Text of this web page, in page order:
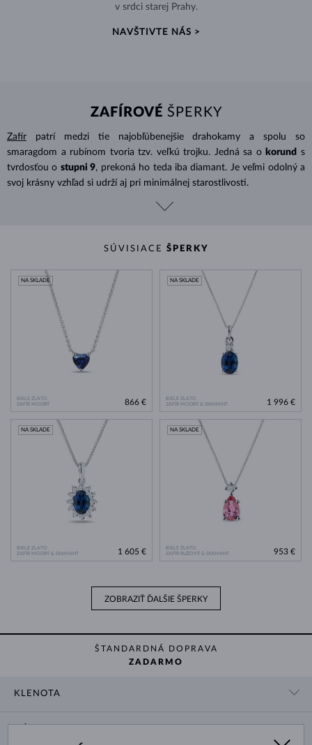
v srdci starej Prahy.
NAVŠTIVTE NÁS >
ZAFÍROVÉ ŠPERKY
Zafír
patrí medzi tie najobľúbenejšie drahokamy a spolu so
smaragdom a rubínom tvoria tzv. veľkú trojku. Jedná sa o korund s
tvrdosťou o stupni 9, prekoná ho teda iba diamant. Je veľmi odolný a
svoj krásny vzhľad si udrží aj pri minimálnej starostlivosti.
SÚVISIACE ŠPERKY
BIELE ZLATO
ZAFÍR MODRÝ
NA SKLADE
866 €
BIELE ZLATO
ZAFÍR MODRÝ & DIAMANT
NA SKLADE
1 996 €
BIELE ZLATO
ZAFÍR MODRÝ & DIAMANT
NA SKLADE
1 605 €
BIELE ZLATO
ZAFÍR RUŽOVÝ & DIAMANT
NA SKLADE
953 €
ZOBRAZIŤ ĎALŠIE ŠPERKY
ŠTANDARDNÁ DOPRAVA
ZADARMO
KLENOTA